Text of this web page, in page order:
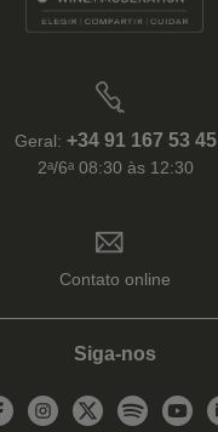
Geral: +34 91 167 53 45
2ᵃ/6ᵃ 08:30 às 12:30
Contato online
Siga-nos